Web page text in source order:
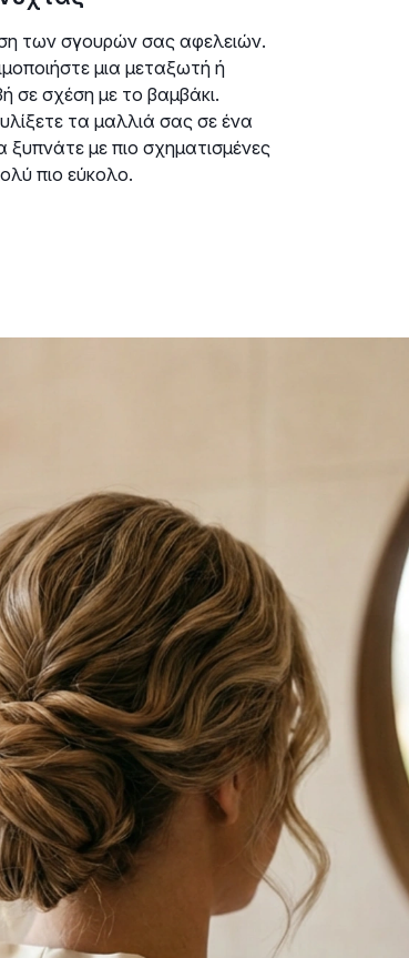
των σγουρών σας αφελειών.
μια μεταξωτή ή
σε σχέση με το βαμβάκι.
τα μαλλιά σας σε ένα
με πιο σχηματισμένες
πιο εύκολο.